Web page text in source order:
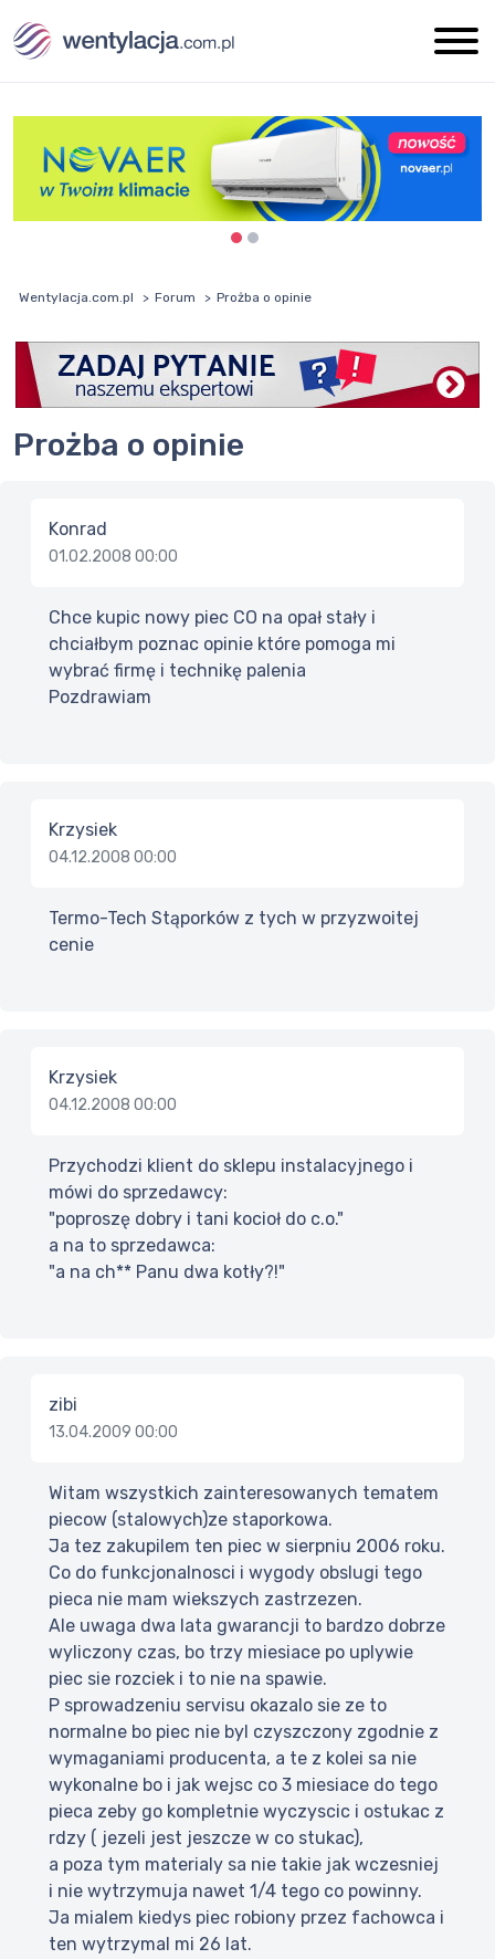
Wentylacja.com.pl Forum Prożba o opinie
Prożba o opinie
Konrad
01.02.2008 00:00
Chce kupic nowy piec CO na opał stały i
chciałbym poznac opinie które pomoga mi
wybrać firmę i technikę palenia
Pozdrawiam
Krzysiek
04.12.2008 00:00
Termo-Tech Stąporków z tych w przyzwoitej
cenie
Krzysiek
04.12.2008 00:00
Przychodzi klient do sklepu instalacyjnego i
mówi do sprzedawcy:
"poproszę dobry i tani kocioł do c.o."
a na to sprzedawca:
"a na ch** Panu dwa kotły?!"
zibi
13.04.2009 00:00
Witam wszystkich zainteresowanych tematem
piecow (stalowych)ze staporkowa.
Ja tez zakupilem ten piec w sierpniu 2006 roku.
Co do funkcjonalnosci i wygody obslugi tego
pieca nie mam wiekszych zastrzezen.
Ale uwaga dwa lata gwarancji to bardzo dobrze
wyliczony czas, bo trzy miesiace po uplywie
piec sie rozciek i to nie na spawie.
P sprowadzeniu servisu okazalo sie ze to
normalne bo piec nie byl czyszczony zgodnie z
wymaganiami producenta, a te z kolei sa nie
wykonalne bo i jak wejsc co 3 miesiace do tego
pieca zeby go kompletnie wyczyscic i ostukac z
rdzy ( jezeli jest jeszcze w co stukac),
a poza tym materialy sa nie takie jak wczesniej
i nie wytrzymuja nawet 1/4 tego co powinny.
Ja mialem kiedys piec robiony przez fachowca i
ten wytrzymal mi 26 lat.